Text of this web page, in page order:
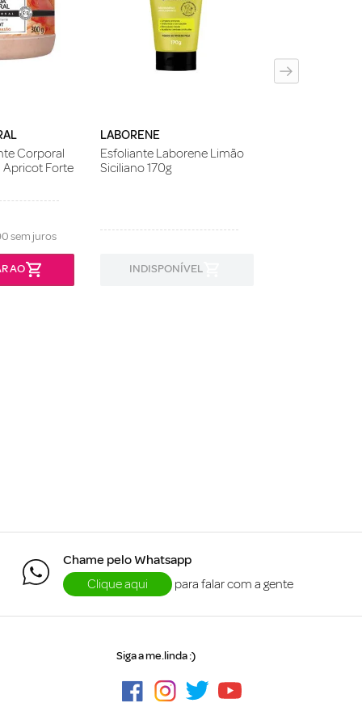
Corporal
Apricot Forte
sem juros
AO
LABORENE
Esfoliante Laborene Limão
Siciliano 170g
INDISPONÍVEL
Chame pelo Whatsapp
Clique aqui
para falar com a gente
Siga a me.linda :)